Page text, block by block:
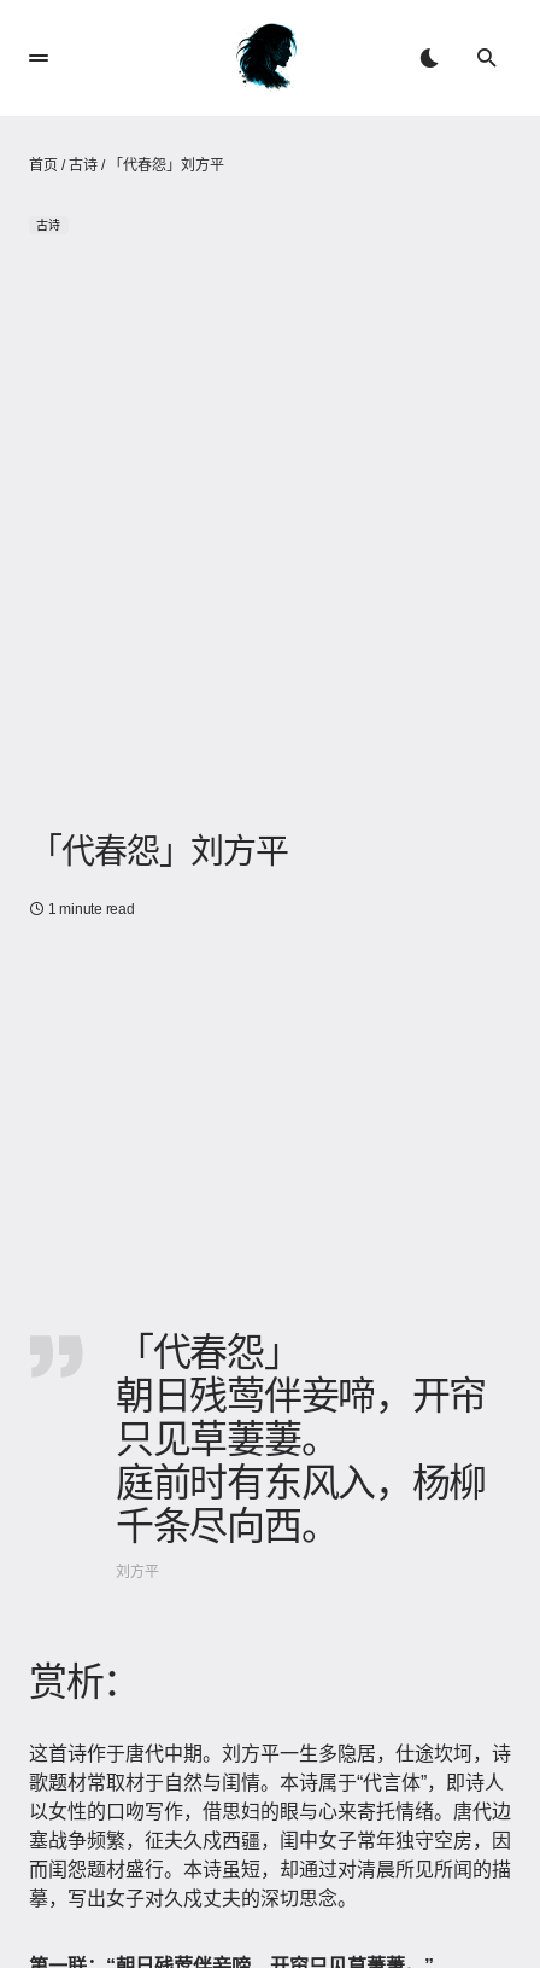
首页 /古诗 / 「代春怨」刘方平
古诗
「代春怨」刘方平
1 minute read
「代春怨」
朝日残莺伴妾啼，开帘
只见草萋萋。
庭前时有东风入，杨柳
千条尽向西。
刘方平
赏析：
这首诗作于唐代中期。刘方平一生多隐居，仕途坎坷，诗
歌题材常取材于自然与闺情。本诗属于“代言体”，即诗人
以女性的口吻写作，借思妇的眼与心来寄托情绪。唐代边
塞战争频繁，征夫久戍西疆，闺中女子常年独守空房，因
而闺怨题材盛行。本诗虽短，却通过对清晨所见所闻的描
摹，写出女子对久戍丈夫的深切思念。